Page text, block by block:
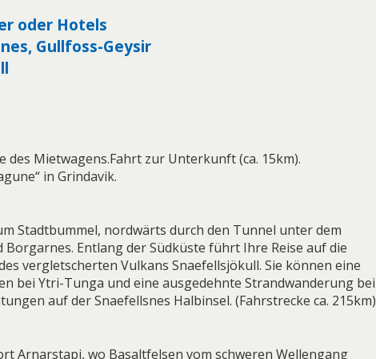
oder Hotels
Gullfoss-Geysir
des Mietwagens.Fahrt zur Unterkunft (ca. 15km).
in Grindavik.
Stadtbummel, nordwärts durch den Tunnel unter dem
Entlang der Südküste führt Ihre Reise auf die
vergletscherten Vulkans Snaefellsjökull. Sie können eine
bei Ytri-Tunga und eine ausgedehnte Strandwanderung bei
auf der Snaefellsnes Halbinsel. (Fahrstrecke ca. 215km)
Arnarstapi, wo Basaltfelsen vom schweren Wellengang